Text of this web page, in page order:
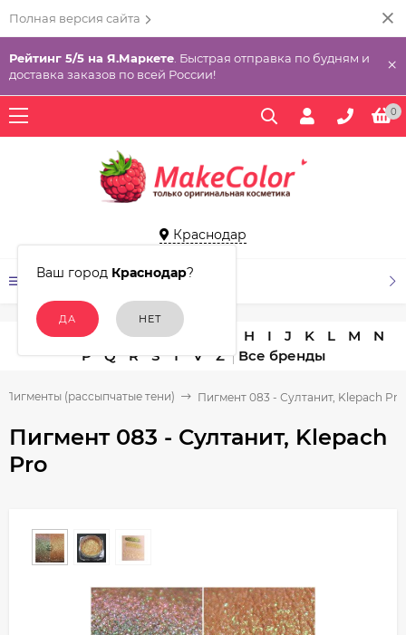
Полная версия сайта
Рейтинг 5/5 на Я.Маркете . Быстрая отправка по будням и
доставка заказов по всей России!
×
0
Краснодар
Ваш город Краснодар?
КАТАЛОГ ТОВАРОВ
A C D E H I J K L M
N
P
Q R S T V Z
Пигменты (рассыпчатые тени) Пигмент 083 - Султанит, Klepach Pro
Пигмент 083 - Султанит, Klepach
Pro